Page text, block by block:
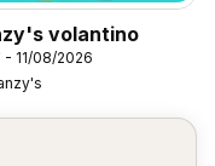
volantino
- 11/08/2026